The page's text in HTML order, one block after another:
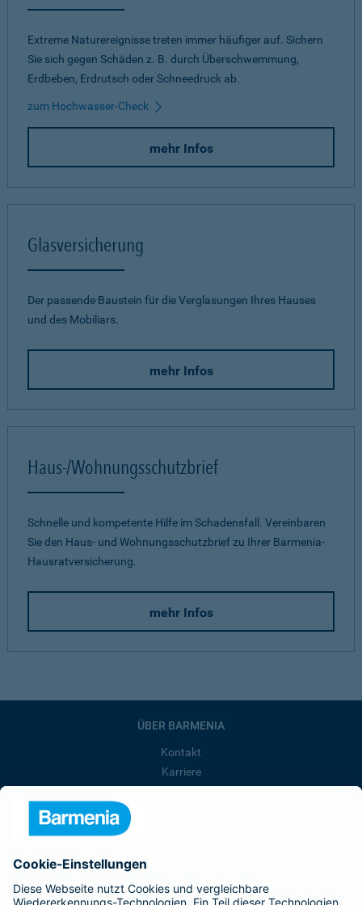
Extreme Naturereignisse treten immer häufiger auf. Sichern
Sie sich gegen Schäden z. B. durch Überschwemmung,
Erdbeben, Erdrutsch oder Schneedruck ab.
zum Hochwasser-Check
mehr Infos
Glasversicherung
Der passende Baustein für die Verglasungen Ihres Hauses
und des Mobiliars.
mehr Infos
Haus-/Wohnungsschutzbrief
Schnelle und kompetente Hilfe im Schadensfall. Vereinbaren
Sie den Haus- und Wohnungsschutzbrief zu Ihrer Barmenia-
Hausratversicherung.
mehr Infos
ÜBER BARMENIA
Kontakt
Karriere
Barmenia ist Teil der BarmeniaGothaer